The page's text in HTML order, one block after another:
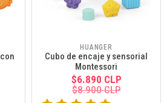
HUANGER
Cubo de encaje y sensorial
Montessori
$6.890 CLP
$8.900 CLP